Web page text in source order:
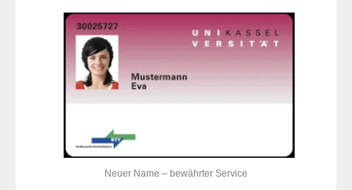
Neuer Name – bewährter Service